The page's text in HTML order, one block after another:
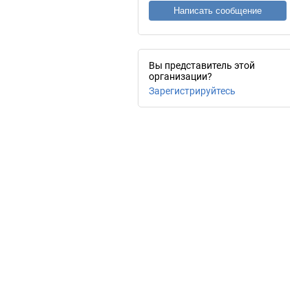
Написать сообщение
Вы представитель этой
организации?
Зарегистрируйтесь